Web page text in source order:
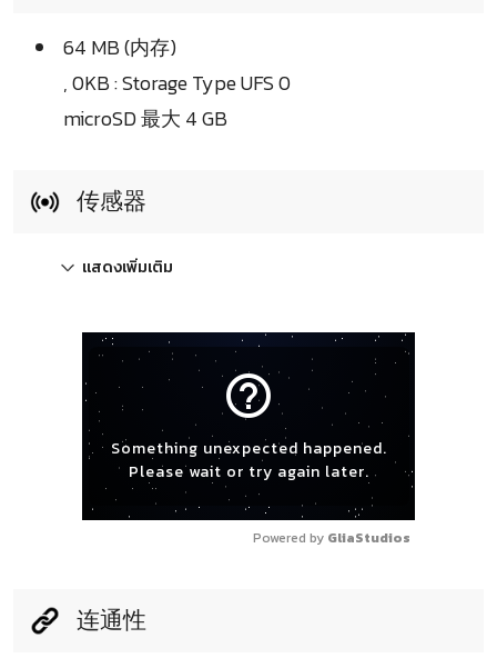
64 MB (内存)
, 0KB : Storage Type UFS 0
microSD 最大 4 GB
传感器
แสดงเพิ่มเติม
help_outline
Something unexpected happened.
Please wait or try again later.
Powered by GliaStudios
连通性